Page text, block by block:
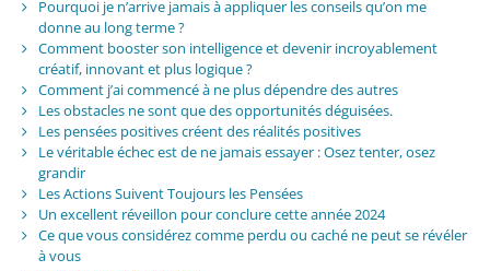
Pourquoi je n’arrive jamais à appliquer les conseils qu’on me
donne au long terme ?
Comment booster son intelligence et devenir incroyablement
créatif, innovant et plus logique ?
Comment j’ai commencé à ne plus dépendre des autres
Les obstacles ne sont que des opportunités déguisées.
Les pensées positives créent des réalités positives
Le véritable échec est de ne jamais essayer : Osez tenter, osez
grandir
Les Actions Suivent Toujours les Pensées
Un excellent réveillon pour conclure cette année 2024
Ce que vous considérez comme perdu ou caché ne peut se révéler
à vous